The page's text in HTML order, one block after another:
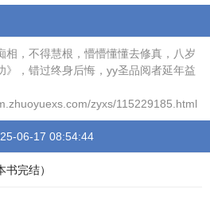
相，不得慧根，懵懵懂懂去修真，八岁
》，错过终身后悔，yy圣品阅者延年益
zyxs/115229185.html
06-17 08:54:44
完结）